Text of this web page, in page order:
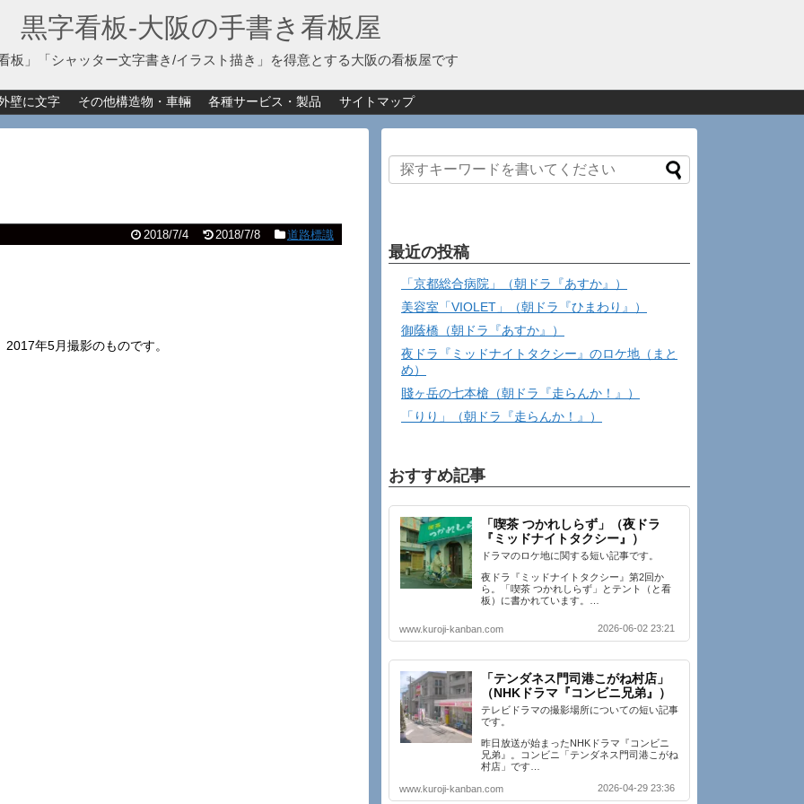
黒字看板‐大阪の手書き看板屋
看板」「シャッター文字書き/イラスト描き」を得意とする大阪の看板屋です
壁に文字 その他構造物・車輛 各種サービス・製品 サイトマップ
2018/7/4 2018/7/8 道路標識
年5月撮影のものです。
最近の投稿
「京都総合病院」（朝ドラ『あすか』）
美容室「VIOLET」（朝ドラ『ひまわり』）
御蔭橋（朝ドラ『あすか』）
夜ドラ『ミッドナイトタクシー』のロケ地（まと
め）
賤ヶ岳の七本槍（朝ドラ『走らんか！』）
「りり」（朝ドラ『走らんか！』）
おすすめ記事
「喫茶 つかれしらず」（夜ドラ
『ミッドナイトタクシー』）
ドラマのロケ地に関する短い記事です。
夜ドラ『ミッドナイトタクシー』第2回か
ら。「喫茶 つかれしらず」とテント（と看
板）に書かれています。…
www.kuroji-kanban.com 2026-06-02 23:21
「テンダネス門司港こがね村店」
（NHKドラマ『コンビニ兄弟』）
テレビドラマの撮影場所についての短い記事
です。
昨日放送が始まったNHKドラマ『コンビニ
兄弟』。コンビニ「テンダネス門司港こがね
村店」です…
www.kuroji-kanban.com 2026-04-29 23:36